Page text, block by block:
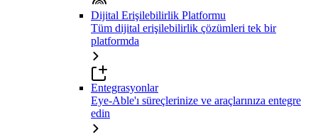
Dijital Erişilebilirlik Platformu
Tüm dijital erişilebilirlik çözümleri tek bir
platformda
Entegrasyonlar
Eye-Able'ı süreçlerinize ve araçlarınıza entegre
edin